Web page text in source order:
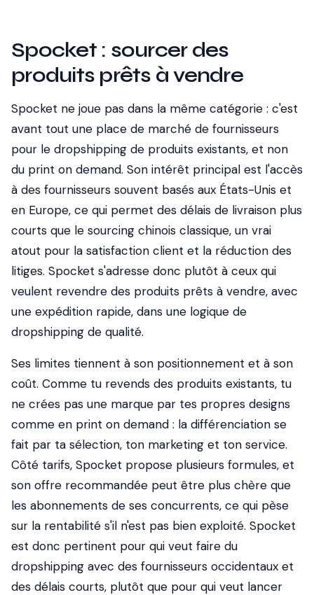
Spocket : sourcer des
produits prêts à vendre
Spocket ne joue pas dans la même catégorie : c'est
avant tout une place de marché de fournisseurs
pour le dropshipping de produits existants, et non
du print on demand. Son intérêt principal est l'accès
à des fournisseurs souvent basés aux États-Unis et
en Europe, ce qui permet des délais de livraison plus
courts que le sourcing chinois classique, un vrai
atout pour la satisfaction client et la réduction des
litiges. Spocket s'adresse donc plutôt à ceux qui
veulent revendre des produits prêts à vendre, avec
une expédition rapide, dans une logique de
dropshipping de qualité.
Ses limites tiennent à son positionnement et à son
coût. Comme tu revends des produits existants, tu
ne crées pas une marque par tes propres designs
comme en print on demand : la différenciation se
fait par ta sélection, ton marketing et ton service.
Côté tarifs, Spocket propose plusieurs formules, et
son offre recommandée peut être plus chère que
les abonnements de ses concurrents, ce qui pèse
sur la rentabilité s'il n'est pas bien exploité. Spocket
est donc pertinent pour qui veut faire du
dropshipping avec des fournisseurs occidentaux et
des délais courts, plutôt que pour qui veut lancer